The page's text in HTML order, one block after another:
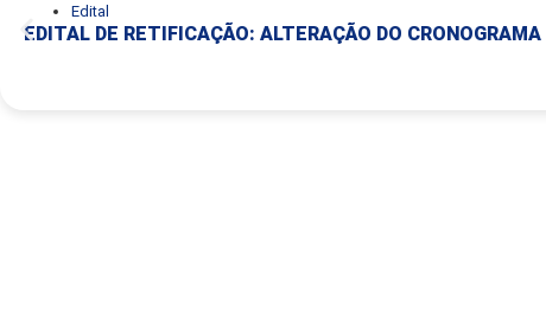
Edital
EDITAL DE RETIFICAÇÃO: ALTERAÇÃO DO